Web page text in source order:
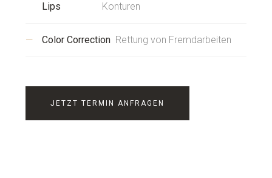
Lips
Konturen
Color Correction Rettung von Fremdarbeiten
JETZT TERMIN ANFRAGEN